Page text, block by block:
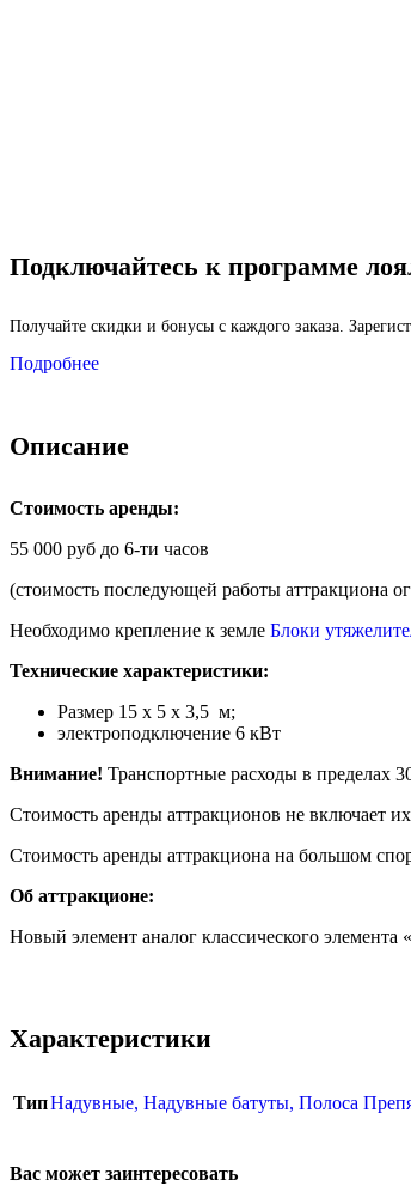
Подключайтесь к программе
Получайте скидки и бонусы с каждого заказа.
Подробнее
Описание
Стоимость аренды:
55 000 руб до 6-ти часов
(стоимость последующей работы аттракциона
Необходимо крепление к земле Блоки
Технические характеристики:
Размер 15 х 5 х 3,5 м;
электроподключение 6 кВт
Внимание! Транспортные расходы в пределах
Стоимость аренды аттракционов не включает
Стоимость аренды аттракциона на большом
Об аттракционе:
Новый элемент аналог классического
Характеристики
ТипНадувные, Надувные батуты, Полоса
Вас может заинтересовать